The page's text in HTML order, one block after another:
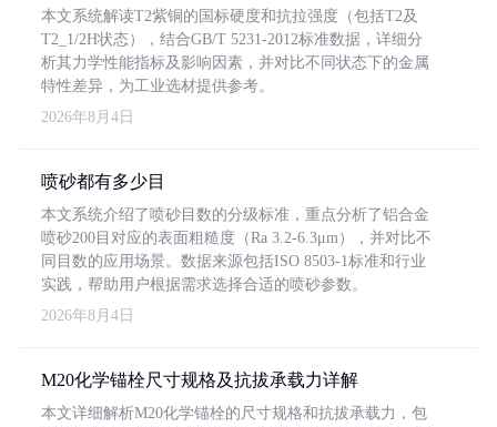
本文系统解读T2紫铜的国标硬度和抗拉强度（包括T2及
T2_1/2H状态），结合GB/T 5231-2012标准数据，详细分
析其力学性能指标及影响因素，并对比不同状态下的金属
特性差异，为工业选材提供参考。
2026年8月4日
喷砂都有多少目
本文系统介绍了喷砂目数的分级标准，重点分析了铝合金
喷砂200目对应的表面粗糙度（Ra 3.2-6.3μm），并对比不
同目数的应用场景。数据来源包括ISO 8503-1标准和行业
实践，帮助用户根据需求选择合适的喷砂参数。
2026年8月4日
M20化学锚栓尺寸规格及抗拔承载力详解
本文详细解析M20化学锚栓的尺寸规格和抗拔承载力，包